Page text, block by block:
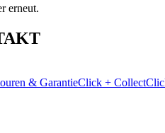
erneut.
& GarantieClick + Collect